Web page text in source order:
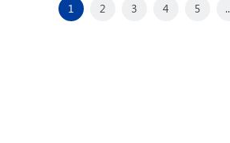
1 2 3 4 5